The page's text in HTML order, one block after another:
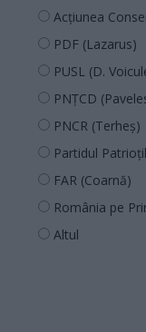
Acțiunea
PDF (Lazarus)
PUSL (D.
PNȚCD
PNCR (Terheș)
Partidul
FAR (Coarnă)
România pe
Altul